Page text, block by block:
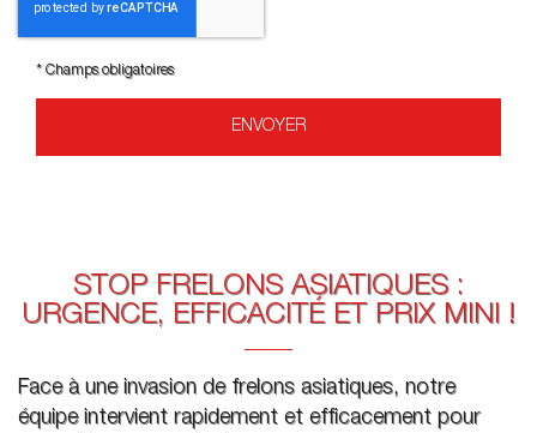
*Champs obligatoires
STOP FRELONS ASIATIQUES :
URGENCE, EFFICACITÉ ET PRIX MINI !
Face à une invasion de frelons asiatiques, notre
équipe intervient rapidement et efficacement pour